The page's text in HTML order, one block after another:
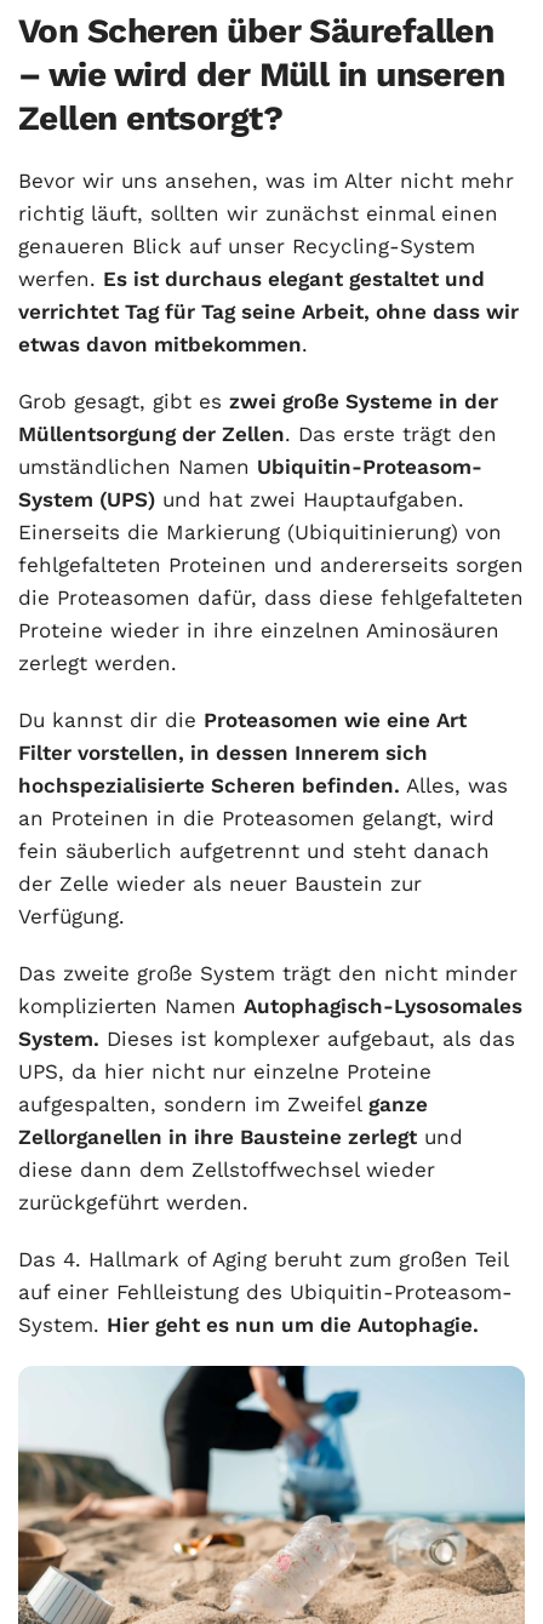
Von Scheren über Säurefallen
– wie wird der Müll in unseren
Zellen entsorgt?
Bevor wir uns ansehen, was im Alter nicht mehr
richtig läuft, sollten wir zunächst einmal einen
genaueren Blick auf unser Recycling-System
werfen. Es ist durchaus elegant gestaltet und
verrichtet Tag für Tag seine Arbeit, ohne dass wir
etwas davon mitbekommen.
Grob gesagt, gibt eszwei große Systeme in der
Müllentsorgung der Zellen. Das erste trägt den
umständlichen Namen Ubiquitin-Proteasom-
System (UPS) und hat zwei Hauptaufgaben.
Einerseits die Markierung (Ubiquitinierung) von
fehlgefalteten Proteinen und andererseits sorgen
die Proteasomen dafür, dass diese fehlgefalteten
Proteine wieder in ihre einzelnen Aminosäuren
zerlegt werden.
Du kannst dir die Proteasomen wie eine Art
Filter vorstellen, in dessen Innerem sich
hochspezialisierte Scheren befinden. Alles, was
an Proteinen in die Proteasomen gelangt, wird
fein säuberlich aufgetrennt und steht danach
der Zelle wieder als neuer Baustein zur
Verfügung.
Das zweite große System trägt den nicht minder
komplizierten NamenAutophagisch-Lysosomales
System. Dieses ist komplexer aufgebaut, als das
UPS, da hier nicht nur einzelne Proteine
aufgespalten, sondern im Zweifelganze
Zellorganellen in ihre Bausteine zerlegt und
diese dann dem Zellstoffwechsel wieder
zurückgeführt werden.
Das 4. Hallmark of Aging beruht zum großen Teil
auf einer Fehlleistung des Ubiquitin-Proteasom-
System. Hier geht es nun um die Autophagie.